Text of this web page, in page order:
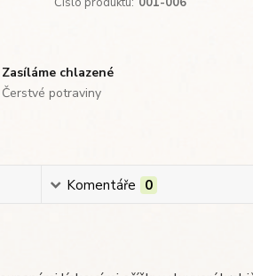
Zasíláme chlazené
Čerstvé potraviny
Komentáře 0